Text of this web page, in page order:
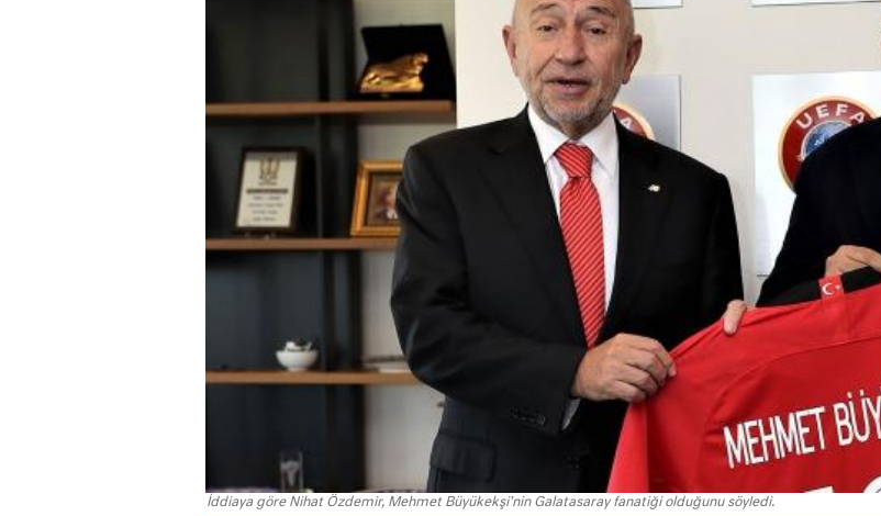
İddiaya göre Nihat Özdemir, Mehmet Büyükekşi'nin Galatasaray fanatiği olduğunu söyledi.